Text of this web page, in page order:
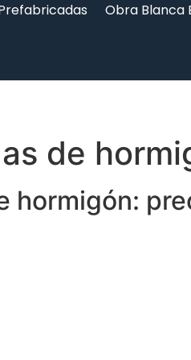
Obra Blanca
de
hormigón: